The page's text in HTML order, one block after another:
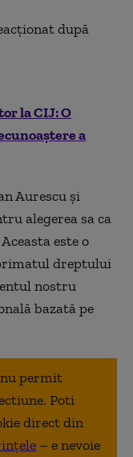
după
la CIJ: O
a
Aurescu și
alegerea sa ca
este o
dreptului
nostru
bazată pe
permit
Poti
direct din
– e nevoie